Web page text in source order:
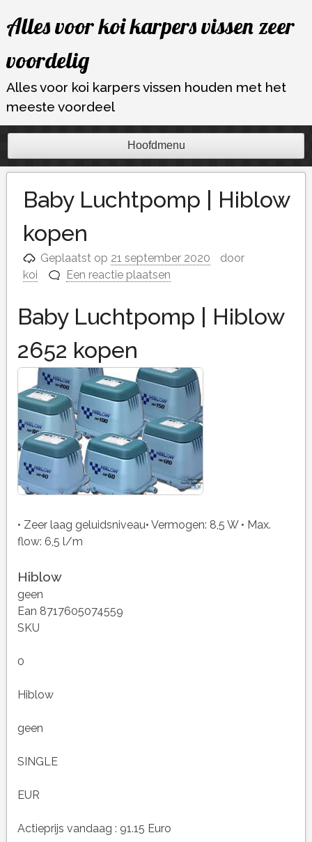
naar
inhoud
Alles voor koi karpers vissen zeer
voordelig
Alles voor koi karpers vissen houden met het
meeste voordeel
Hoofdmenu
Baby Luchtpomp | Hiblow
kopen
Geplaatst op 21 september 2020
door
koi
Een reactie plaatsen
Baby Luchtpomp | Hiblow
2652 kopen
• Zeer laag geluidsniveau• Vermogen: 8,5 W • Max.
flow: 6,5 l/m
Hiblow
geen
Ean 8717605074559
SKU
0
Hiblow
geen
SINGLE
EUR
Actieprijs vandaag : 91.15 Euro